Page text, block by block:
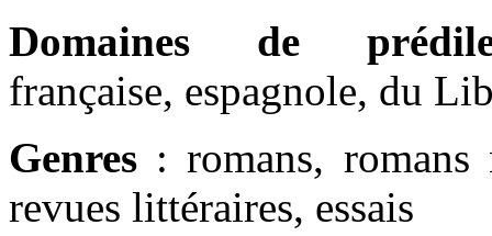
Domaines de
française, espagnole, du
Genres : romans, romans
revues littéraires, essais